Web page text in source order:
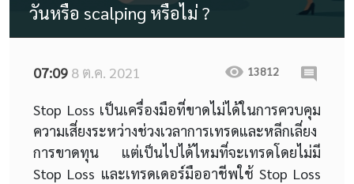
วันหรือ scalping หรือไม่ ?
07:09 8 ต.ค. 2021 13812
Stop Loss เป็นเครื่องมือที่ขาดไม่ได้ในการควบคุม
ความเสี่ยงระหว่างช่วงเวลาการเทรดและหลีกเลี่ยง
การขาดทุน แต่เป็นไปได้ไหมที่จะเทรดโดยไม่มี
Stop Loss และเทรดเดอร์มืออาชีพใช้ Stop Loss